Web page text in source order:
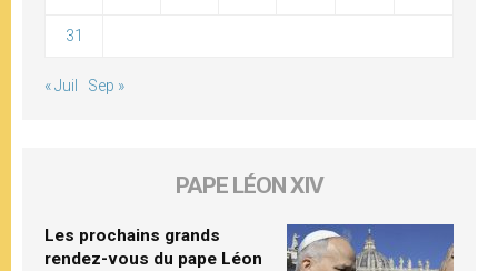
31
« Juil Sep »
PAPE LÉON XIV
Les prochains grands
rendez-vous du pape Léon